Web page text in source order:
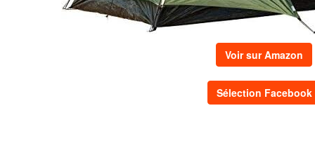
Voir sur Amazon
Sélection Facebook